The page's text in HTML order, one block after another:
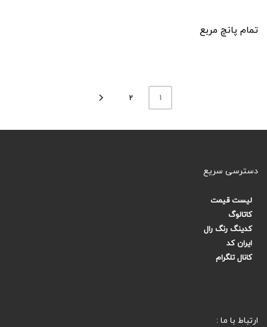
تمام پانچ مربع
1
2
دسترسی سریع
لیست قیمت
کاتالوگ
کدینگ رنگ رال
ایران کد
کانال تلگرام
ارتباط با ما :